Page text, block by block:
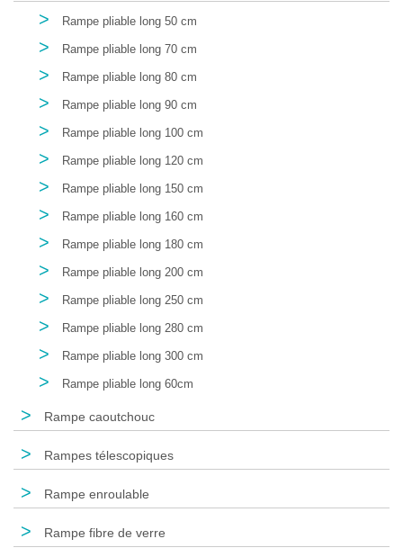
> Rampe pliable long 50 cm
> Rampe pliable long 70 cm
> Rampe pliable long 80 cm
> Rampe pliable long 90 cm
> Rampe pliable long 100 cm
> Rampe pliable long 120 cm
> Rampe pliable long 150 cm
> Rampe pliable long 160 cm
> Rampe pliable long 180 cm
> Rampe pliable long 200 cm
> Rampe pliable long 250 cm
> Rampe pliable long 280 cm
> Rampe pliable long 300 cm
> Rampe pliable long 60cm
> Rampe caoutchouc
> Rampes télescopiques
> Rampe enroulable
> Rampe fibre de verre